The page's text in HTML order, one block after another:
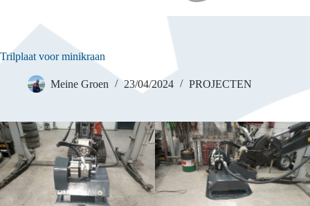
Trilplaat voor minikraan
Meine Groen 23/04/2024 PROJECTEN